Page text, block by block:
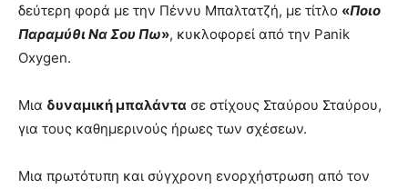
δεύτερη φορά με την Πέννυ Μπαλτατζή, με τίτλο «Ποιο
Παραμύθι Να Σου Πω», κυκλοφορεί από την Panik
Oxygen.
Μια δυναμική μπαλάντα σε στίχους Σταύρου Σταύρου,
για τους καθημερινούς ήρωες των σχέσεων.
Μια πρωτότυπη και σύγχρονη ενορχήστρωση από τον